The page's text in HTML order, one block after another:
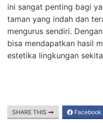
ini sangat penting bagi
taman yang indah dan
mengurus sendiri.
bisa mendapatkan hasil
estetika lingkungan
SHARE THIS Facebook